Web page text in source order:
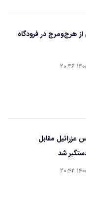
هرج‌ومرج در فرودگاه
عزرائیل مقابل
شد